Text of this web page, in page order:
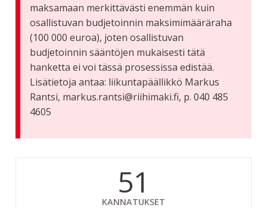
maksamaan merkittävästi enemmän kuin
osallistuvan budjetoinnin maksimimääräraha
(100 000 euroa), joten osallistuvan
budjetoinnin sääntöjen mukaisesti tätä
hanketta ei voi tässä prosessissa edistää.
Lisätietoja antaa: liikuntapäällikkö Markus
Rantsi, markus.rantsi@riihimaki.fi, p. 040 485
4605
51
KANNATUKSET